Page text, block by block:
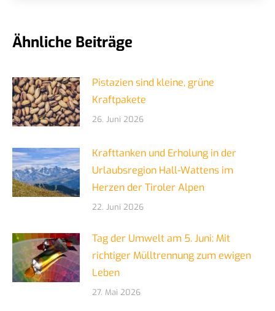
Ähnliche Beiträge
Pistazien sind kleine, grüne
Kraftpakete
26. Juni 2026
Krafttanken und Erholung in der
Urlaubsregion Hall-Wattens im
Herzen der Tiroler Alpen
22. Juni 2026
Tag der Umwelt am 5. Juni: Mit
richtiger Mülltrennung zum ewigen
Leben
27. Mai 2026